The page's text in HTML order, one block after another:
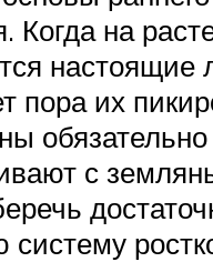
Когда на
настоящие
пора их
обязательно
с
систему